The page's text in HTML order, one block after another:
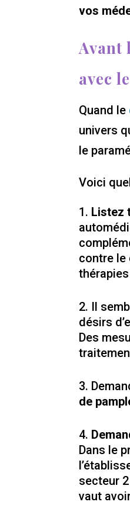
vos
Avant
avec
Quand le
univers
le
Voici
Listez
contre le
Il
désirs
Des
de
Dans le
secteur
vaut